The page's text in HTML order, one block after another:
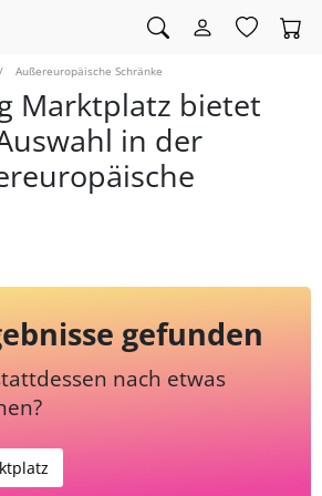
Außereuropäische Schränke
Marktplatz bietet
in der
gefunden
nach etwas